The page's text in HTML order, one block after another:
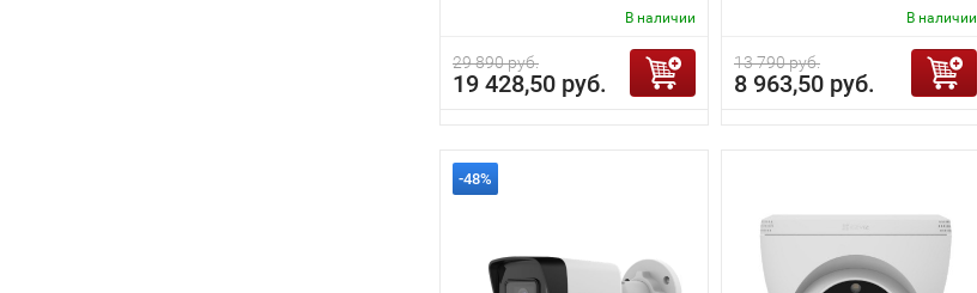
В наличии
29 890 руб.
19 428,50 руб.
В наличии
13 790 руб.
8 963,50 руб.
-48%